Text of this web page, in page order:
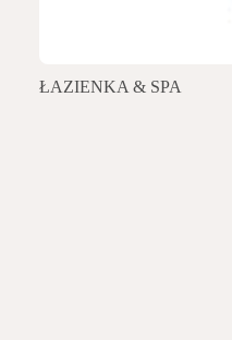
ŁAZIENKA & SPA